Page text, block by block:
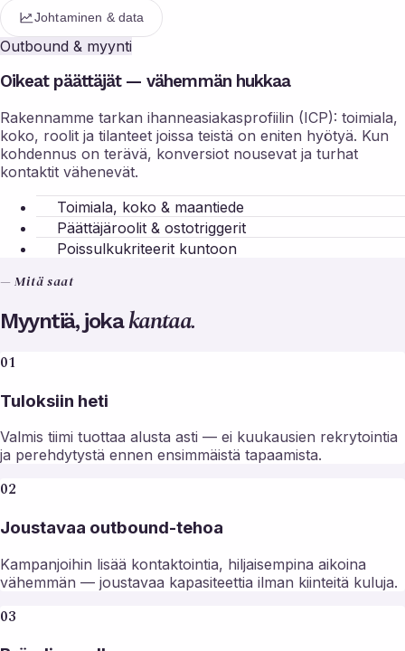
Johtaminen & data
Outbound & myynti
Oikeat päättäjät — vähemmän hukkaa
Rakennamme tarkan ihanneasiakasprofiilin (ICP): toimiala,
koko, roolit ja tilanteet joissa teistä on eniten hyötyä. Kun
kohdennus on terävä, konversiot nousevat ja turhat
kontaktit vähenevät.
Toimiala, koko & maantiede
Päättäjäroolit & ostotriggerit
Poissulkukriteerit kuntoon
— Mitä saat
Myyntiä, jokakantaa.
01
Tuloksiin heti
Valmis tiimi tuottaa alusta asti — ei kuukausien rekrytointia
ja perehdytystä ennen ensimmäistä tapaamista.
02
Joustavaa outbound-tehoa
Kampanjoihin lisää kontaktointia, hiljaisempina aikoina
vähemmän — joustavaa kapasiteettia ilman kiinteitä kuluja.
03